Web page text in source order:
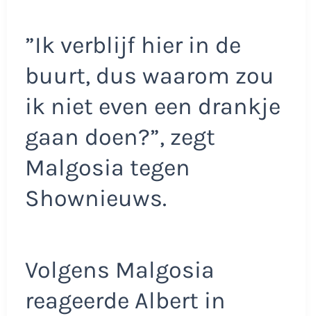
”Ik verblijf hier in de
buurt, dus waarom zou
ik niet even een drankje
gaan doen?”, zegt
Malgosia tegen
Shownieuws.
Volgens Malgosia
reageerde Albert in